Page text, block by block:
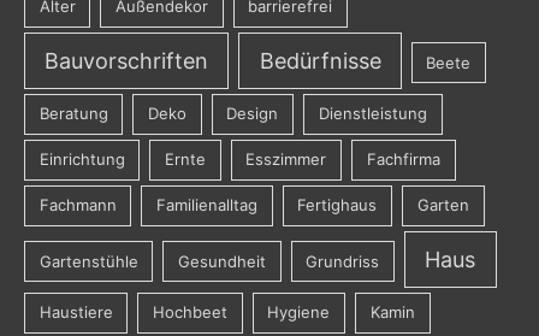
Alter Außendekor barrierefrei
Bauvorschriften Bedürfnisse Beete
Beratung Deko Design Dienstleistung
Einrichtung Ernte Esszimmer Fachfirma
Fachmann Familienalltag Fertighaus Garten
Gartenstühle Gesundheit Grundriss Haus
Haustiere Hochbeet Hygiene Kamin